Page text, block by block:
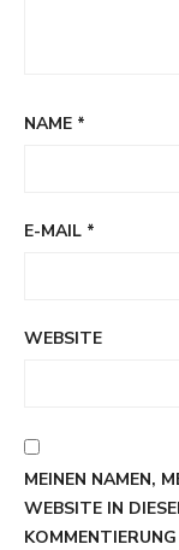
NAME *
E-MAIL *
WEBSITE
MEINEN NAMEN,
WEBSITE IN